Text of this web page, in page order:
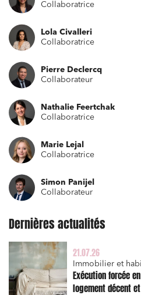
Collaboratrice
Lola Civalleri
Collaboratrice
Pierre Declercq
Collaborateur
Nathalie Feertchak
Collaboratrice
Marie Lejal
Collaboratrice
Simon Panijel
Collaborateur
Dernières actualités
21.07.26
Immobilier et
Exécution forcée
logement décent
Relations commerciales et
Associations et acteurs
solidaire
Media et édition